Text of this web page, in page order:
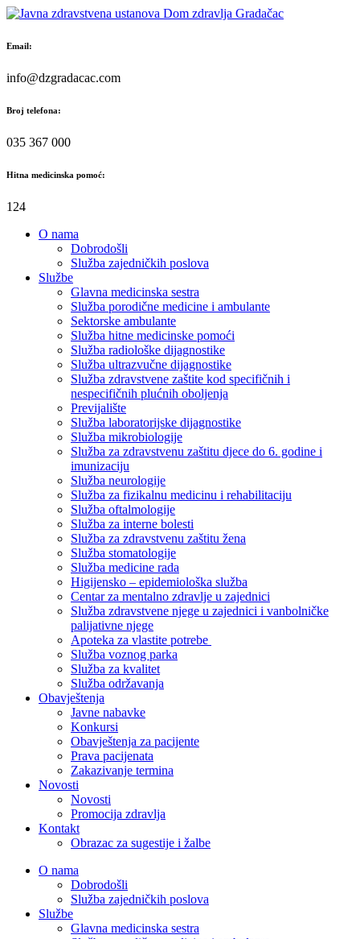
Skip
content
Email:
info@dzgradacac.com
Broj telefona:
035 367 000
Hitna medicinska pomoć:
124
O nama
Dobrodošli
Služba zajedničkih poslova
Službe
Glavna medicinska sestra
Služba porodične medicine i ambulante
Sektorske ambulante
Služba hitne medicinske pomoći
Služba radiološke dijagnostike
Služba ultrazvučne dijagnostike
Služba zdravstvene zaštite kod specifičnih i
nespecifičnih plućnih oboljenja
Previjalište
Služba laboratorijske dijagnostike
Služba mikrobiologije
Služba za zdravstvenu zaštitu djece do 6. godine i
imunizaciju
Služba neurologije
Služba za fizikalnu medicinu i rehabilitaciju
Služba oftalmologije
Služba za interne bolesti
Služba za zdravstvenu zaštitu žena
Služba stomatologije
Služba medicine rada
Higijensko – epidemiološka služba
Centar za mentalno zdravlje u zajednici
Služba zdravstvene njege u zajednici i vanbolničke
palijativne njege
Apoteka za vlastite potrebe
Služba voznog parka
Služba za kvalitet
Služba održavanja
Obavještenja
Javne nabavke
Konkursi
Obavještenja za pacijente
Prava pacijenata
Zakazivanje termina
Novosti
Novosti
Promocija zdravlja
Kontakt
Obrazac za sugestije i žalbe
O nama
Dobrodošli
Služba zajedničkih poslova
Službe
Glavna medicinska sestra